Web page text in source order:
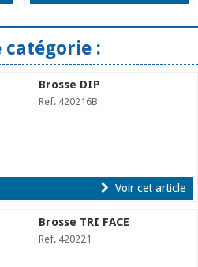
catégorie :
Brosse DIP
Ref. 420216B
Voir cet article
Brosse TRI FACE
Ref. 420221